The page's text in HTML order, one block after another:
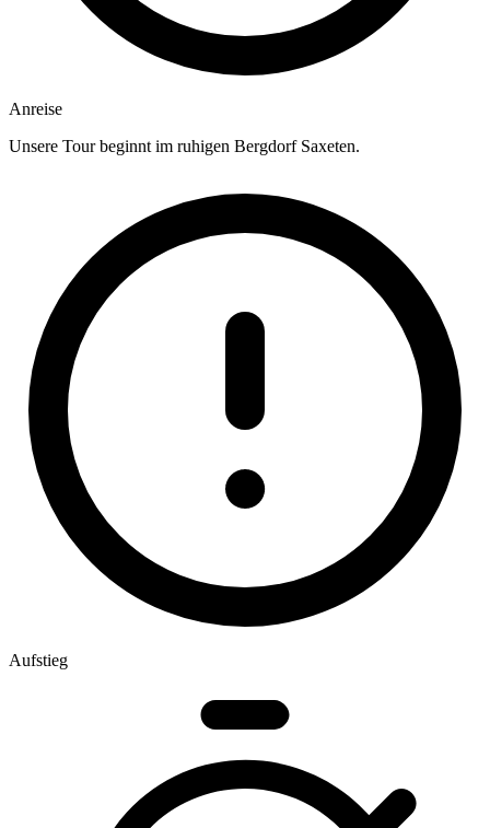
Anreise
Unsere Tour beginnt im ruhigen Bergdorf Saxeten.
Aufstieg